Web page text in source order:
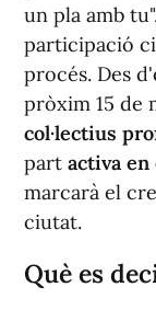
un pla amb
participació
procés. Des
pròxim 15 de
col·lectius
part activa
marcarà el
ciutat.
Què es